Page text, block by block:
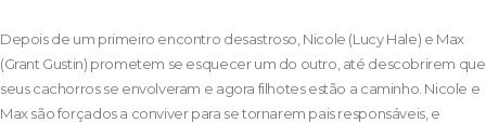
Depois de um primeiro encontro desastroso, Nicole (Lucy Hale) e Max
(Grant Gustin) prometem se esquecer um do outro, até descobrirem que
seus cachorros se envolveram e agora filhotes estão a caminho. Nicole e
Max são forçados a conviver para se tornarem pais responsáveis, e